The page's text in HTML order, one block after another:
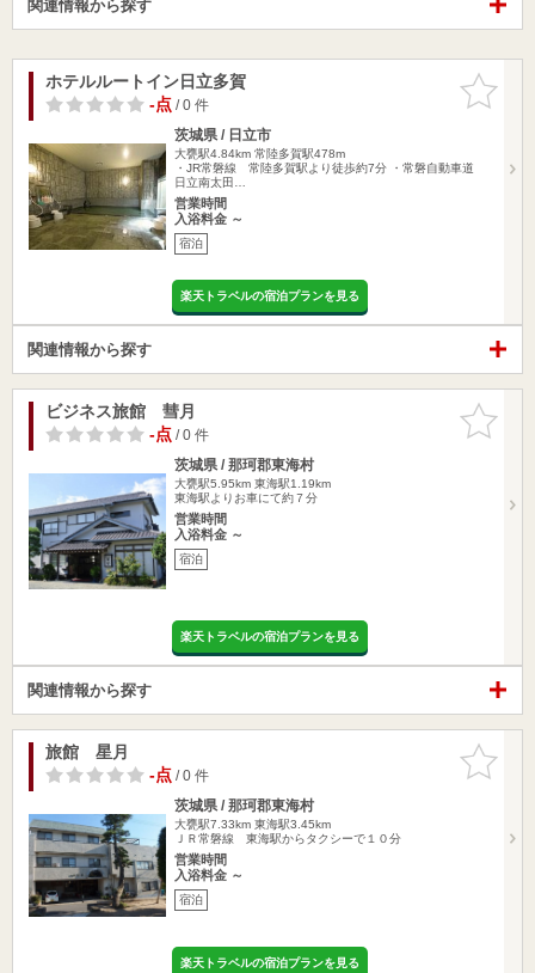
関連情報から探す
お気に入
りに追加
ホテルルートイン日立多賀
-点/ 0 件
茨城県 / 日立市
大甕駅4.84km 常陸多賀駅478m
・JR常磐線 常陸多賀駅より徒歩約7分 ・常磐自動車道
日立南太田…
営業時間
入浴料金 ～
宿泊
楽天トラベルの宿泊プランを見る
関連情報から探す
お気に入
りに追加
ビジネス旅館 彗月
-点/ 0 件
茨城県 / 那珂郡東海村
大甕駅5.95km 東海駅1.19km
東海駅よりお車にて約７分
営業時間
入浴料金 ～
宿泊
楽天トラベルの宿泊プランを見る
関連情報から探す
お気に入
りに追加
旅館 星月
-点/ 0 件
茨城県 / 那珂郡東海村
大甕駅7.33km 東海駅3.45km
ＪＲ常磐線 東海駅からタクシーで１０分
営業時間
入浴料金 ～
宿泊
楽天トラベルの宿泊プランを見る